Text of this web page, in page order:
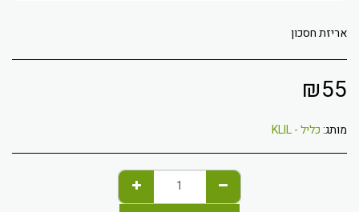
אריזת חסכון
₪55
מותג:כליל - KLIL